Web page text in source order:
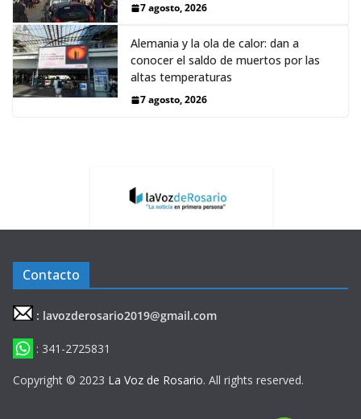
7 agosto, 2026
Alemania y la ola de calor: dan a
conocer el saldo de muertos por las
altas temperaturas
7 agosto, 2026
Contacto
: lavozderosario2019@gmail.com
: 341-2725831
Copyright © 2023 La Voz de Rosario. All rights reserved.